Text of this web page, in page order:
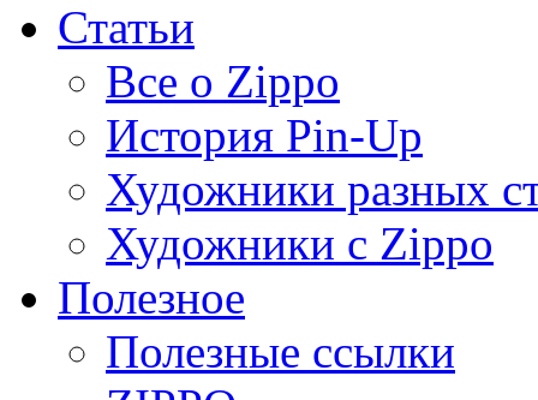
Статьи
Все о Zippo
История Pin-Up
Художники разных
Художники с Zippo
Полезное
Полезные ссылки